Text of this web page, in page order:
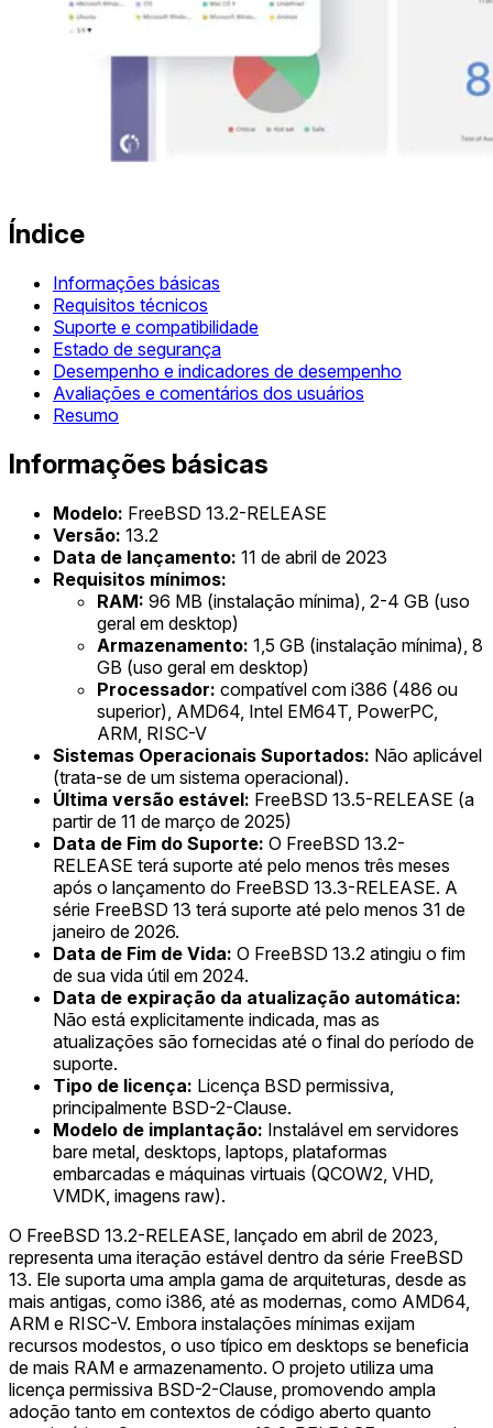
Índice
Informações básicas
Requisitos técnicos
Suporte e compatibilidade
Estado de segurança
Desempenho e indicadores de desempenho
Avaliações e comentários dos usuários
Resumo
Informações básicas
Modelo: FreeBSD 13.2-RELEASE
Versão: 13.2
Data de lançamento: 11 de abril de 2023
Requisitos mínimos:
RAM: 96 MB (instalação mínima), 2-4 GB (uso
geral em desktop)
Armazenamento: 1,5 GB (instalação mínima), 8
GB (uso geral em desktop)
Processador: compatível com i386 (486 ou
superior), AMD64, Intel EM64T, PowerPC,
ARM, RISC-V
Sistemas Operacionais Suportados: Não aplicável
(trata-se de um sistema operacional).
Última versão estável: FreeBSD 13.5-RELEASE (a
partir de 11 de março de 2025)
Data de Fim do Suporte: O FreeBSD 13.2-
RELEASE terá suporte até pelo menos três meses
após o lançamento do FreeBSD 13.3-RELEASE. A
série FreeBSD 13 terá suporte até pelo menos 31 de
janeiro de 2026.
Data de Fim de Vida: O FreeBSD 13.2 atingiu o fim
de sua vida útil em 2024.
Data de expiração da atualização automática:
Não está explicitamente indicada, mas as
atualizações são fornecidas até o final do período de
suporte.
Tipo de licença: Licença BSD permissiva,
principalmente BSD-2-Clause.
Modelo de implantação: Instalável em servidores
bare metal, desktops, laptops, plataformas
embarcadas e máquinas virtuais (QCOW2, VHD,
VMDK, imagens raw).
O FreeBSD 13.2-RELEASE, lançado em abril de 2023,
representa uma iteração estável dentro da série FreeBSD
13. Ele suporta uma ampla gama de arquiteturas, desde as
mais antigas, como i386, até as modernas, como AMD64,
ARM e RISC-V. Embora instalações mínimas exijam
recursos modestos, o uso típico em desktops se beneficia
de mais RAM e armazenamento. O projeto utiliza uma
licença permissiva BSD-2-Clause, promovendo ampla
adoção tanto em contextos de código aberto quanto